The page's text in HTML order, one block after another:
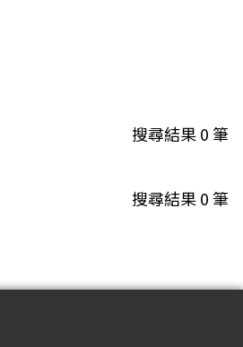
搜尋結果0筆
搜尋結果0筆